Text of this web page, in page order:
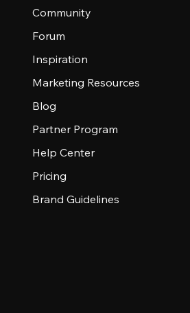
Community
Forum
Inspiration
Marketing Resources
Blog
Partner Program
Help Center
Pricing
Brand Guidelines